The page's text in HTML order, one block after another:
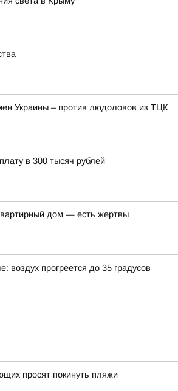
Украины – против людоловов из ТЦК
в 300 тысяч рублей
дом — есть жертвы
воздух прогреется до 35 градусов
просят покинуть пляжи